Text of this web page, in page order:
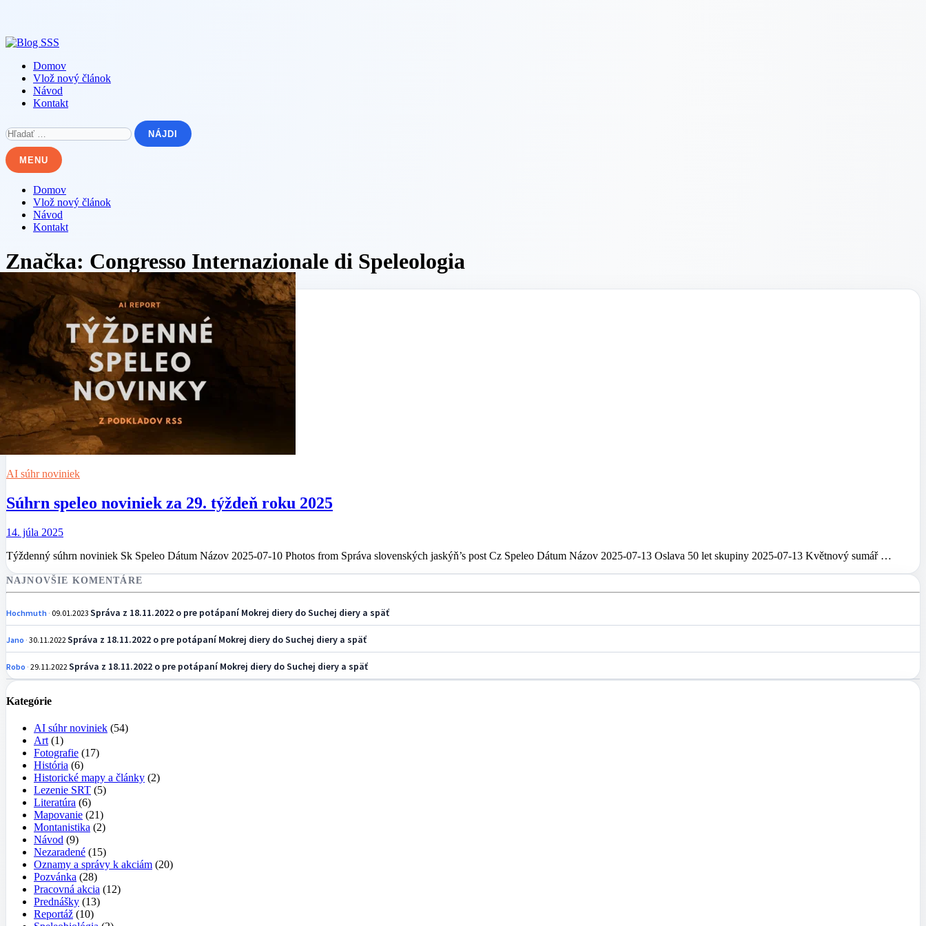
content
Domov
Vlož nový článok
Návod
Kontakt
Hľadať:
MENU
Domov
Vlož nový článok
Návod
Kontakt
Značka: Congresso Internazionale di Speleologia
AI súhr noviniek
Súhrn speleo noviniek za 29. týždeň roku 2025
14. júla 2025
Týždenný súhrn noviniek Sk Speleo Dátum Názov 2025-07-10 Photos from Správa slovenských jaskýň’s post Cz Speleo Dátum Názov 2025-07-13 Oslava 50 let skupiny 2025-07-13 Květnový sumář …
NAJNOVŠIE KOMENTÁRE
Hochmuth 09.01.2023 Správa z 18.11.2022 o pre potápaní Mokrej diery do Suchej diery a späť
Jano 30.11.2022 Správa z 18.11.2022 o pre potápaní Mokrej diery do Suchej diery a späť
Robo 29.11.2022 Správa z 18.11.2022 o pre potápaní Mokrej diery do Suchej diery a späť
Kategórie
AI súhr noviniek (54)
Art (1)
Fotografie (17)
História (6)
Historické mapy a články (2)
Lezenie SRT (5)
Literatúra (6)
Mapovanie (21)
Montanistika (2)
Návod (9)
Nezaradené (15)
Oznamy a správy k akciám (20)
Pozvánka (28)
Pracovná akcia (12)
Prednášky (13)
Reportáž (10)